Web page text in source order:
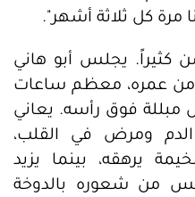
مرة كل ثلاثة أشهر".
كثيراً. يجلس أبو هاني
من عمره، معظم ساعات
فوق رأسه. يعاني
ومرض في القلب،
يرهقه، بينما يزيد
من شعوره بالدوخة